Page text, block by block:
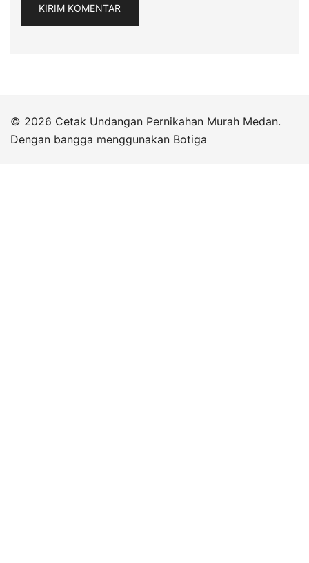
© 2026 Cetak Undangan Pernikahan Murah Medan.
Dengan bangga menggunakan Botiga